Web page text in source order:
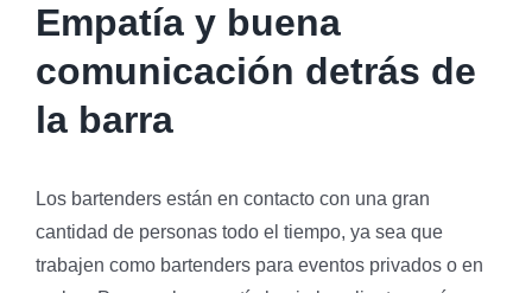
Empatía y buena
comunicación detrás de
la barra
Los bartenders están en contacto con una gran
cantidad de personas todo el tiempo, ya sea que
trabajen como bartenders para eventos privados o en